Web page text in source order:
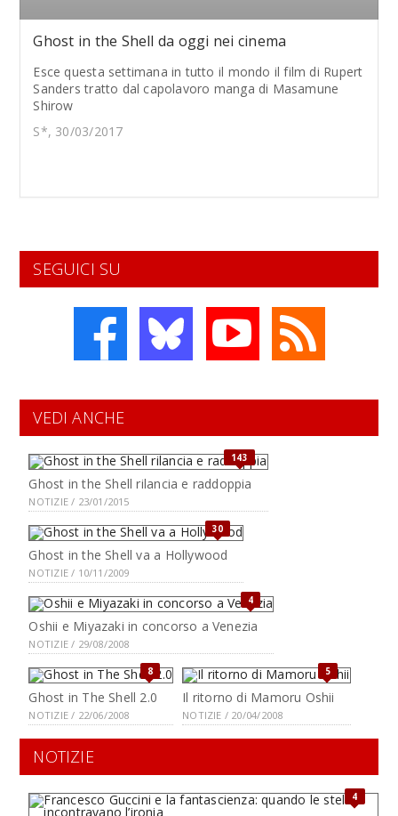
Ghost in the Shell da oggi nei cinema
Esce questa settimana in tutto il mondo il film di Rupert
Sanders tratto dal capolavoro manga di Masamune
Shirow
S*, 30/03/2017
SEGUICI SU
VEDI ANCHE
143
Ghost in the Shell rilancia e raddoppia
NOTIZIE / 23/01/2015
30
Ghost in the Shell va a Hollywood
NOTIZIE / 10/11/2009
4
Oshii e Miyazaki in concorso a Venezia
NOTIZIE / 29/08/2008
8
Ghost in The Shell 2.0
NOTIZIE / 22/06/2008
5
Il ritorno di Mamoru Oshii
NOTIZIE / 20/04/2008
NOTIZIE
4